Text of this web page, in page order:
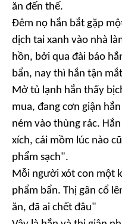
ăn đến thế.
Đêm nọ hắn bắt gặp
dịch tai xanh vào nhà
hồn, bởi qua đài báo
bẩn, nay thì hắn tận
Mở tủ lạnh hắn thấy
mua, đang cơn giận
ném vào thùng rác.
xích, cái mồm lúc nào
phẩm sạch".
Mỗi người xót con một
phẩm bẩn. Thị gân cổ
ăn, đã ai chết đâu"